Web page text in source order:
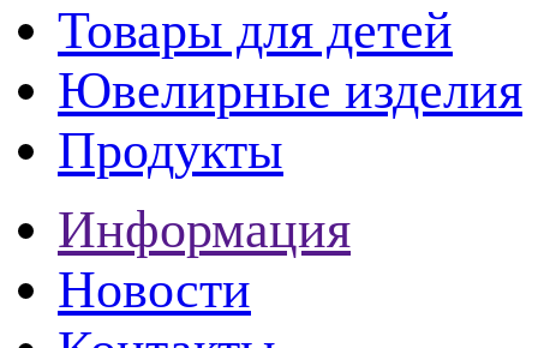
Товары для детей
Ювелирные изделия
Продукты
Информация
Новости